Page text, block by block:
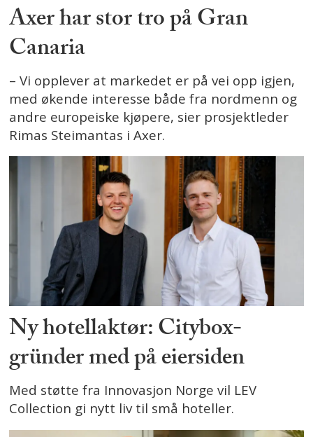
Axer har stor tro på Gran
Canaria
– Vi opplever at markedet er på vei opp igjen,
med økende interesse både fra nordmenn og
andre europeiske kjøpere, sier prosjektleder
Rimas Steimantas i Axer.
Ny hotellaktør: Citybox-
gründer med på eiersiden
Med støtte fra Innovasjon Norge vil LEV
Collection gi nytt liv til små hoteller.